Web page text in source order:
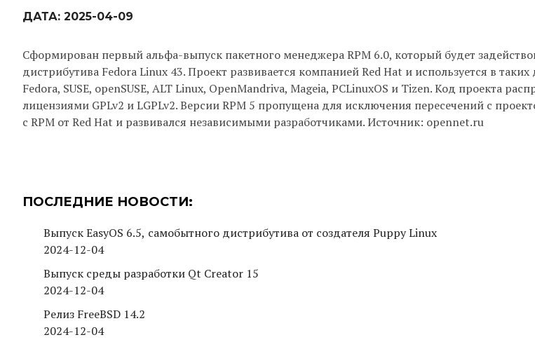
ДАТА: 2025-04-09
Сформирован первый альфа-выпуск пакетного менеджера RPM 6.0, который будет
дистрибутива Fedora Linux 43. Проект развивается компанией Red Hat и используется в таких
Fedora, SUSE, openSUSE, ALT Linux, OpenMandriva, Mageia, PCLinuxOS и Tizen. Код проекта
лицензиями GPLv2 и LGPLv2. Версии RPM 5 пропущена для исключения пересечений с
с RPM от Red Hat и развивался независимыми разработчиками. Источник: opennet.ru
ПОСЛЕДНИЕ НОВОСТИ:
Выпуск EasyOS 6.5, самобытного дистрибутива от создателя Puppy Linux
2024-12-04
Выпуск среды разработки Qt Creator 15
2024-12-04
Релиз FreeBSD 14.2
2024-12-04